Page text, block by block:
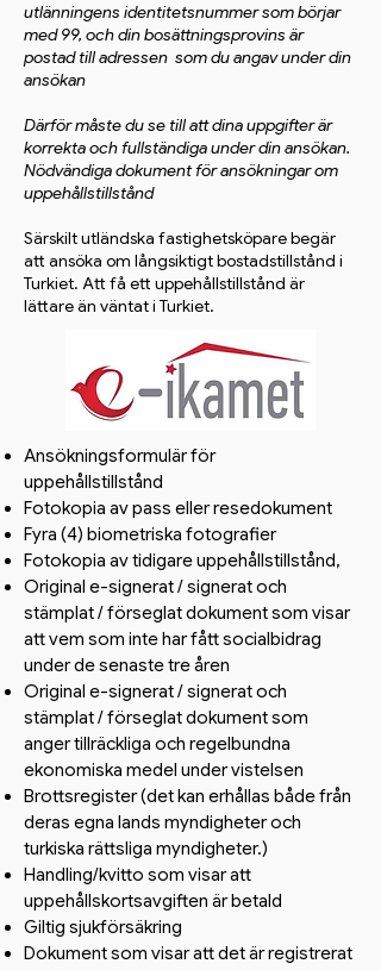
utlänningens identitetsnummer som börjar
med 99, och din bosättningsprovins är
postad till adressen som du angav under din
ansökan
Därför måste du se till att dina uppgifter är
korrekta och fullständiga under din ansökan.
Nödvändiga dokument för ansökningar om
uppehållstillstånd
Särskilt utländska fastighetsköpare begär
att ansöka om långsiktigt bostadstillstånd i
Turkiet. Att få ett uppehållstillstånd är
lättare än väntat i Turkiet.​
Ansökningsformulär för
uppehållstillstånd
Fotokopia av pass eller resedokument
Fyra (4) biometriska fotografier
Fotokopia av tidigare uppehållstillstånd,
Original e-signerat / signerat och
stämplat / förseglat dokument som visar
att vem som inte har fått socialbidrag
under de senaste tre åren
Original e-signerat / signerat och
stämplat / förseglat dokument som
anger tillräckliga och regelbundna
ekonomiska medel under vistelsen
Brottsregister (det kan erhållas både från
deras egna lands myndigheter och
turkiska rättsliga myndigheter.)
Handling/kvitto som visar att
uppehållskortsavgiften är betald
Giltig sjukförsäkring
Dokument som visar att det är registrerat